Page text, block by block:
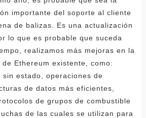
importante del soporte al cliente
de balizas. Es una actualización
lo que es probable que suceda
realizamos más mejoras en la
Ethereum existente, como:
estado, operaciones de
de datos más eficientes,
de grupos de combustible
de las cuales se utilizan para